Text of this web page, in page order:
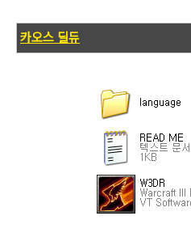
카오스 딜듀